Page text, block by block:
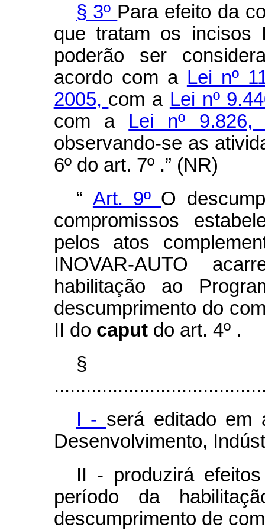
§ 3º Para efeito da
que tratam os
poderão ser
acordo com a Lei nº
2005, com a Lei nº
com a Lei nº
observando-se as
6º do art. 7º .” (NR)
“ Art. 9º O
compromissos
pelos atos
INOVAR-AUTO
habilitação ao
descumprimento do
II do caput do art. 4º .
§
I - será editado em
Desenvolvimento,
II - produzirá
período da
descumprimento de